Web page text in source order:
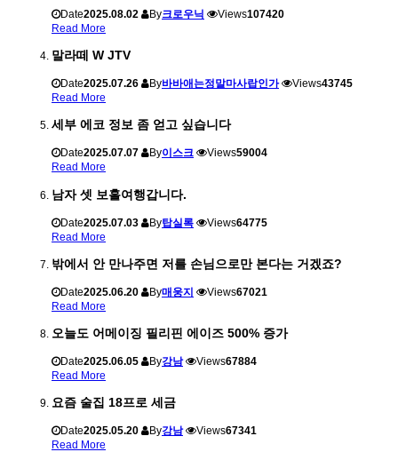
Date2025.08.02 By크로우닉 Views107420
Read More
말라떼 W JTV
Date2025.07.26 By바바애는정말마사랍인가 Views43745
Read More
세부 에코 정보 좀 얻고 싶습니다
Date2025.07.07 By이스크 Views59004
Read More
남자 셋 보홀여행갑니다.
Date2025.07.03 By탑실록 Views64775
Read More
밖에서 안 만나주면 저를 손님으로만 본다는 거겠죠?
Date2025.06.20 By매웅지 Views67021
Read More
오늘도 어메이징 필리핀 에이즈 500% 증가
Date2025.06.05 By강남 Views67884
Read More
요즘 술집 18프로 세금
Date2025.05.20 By강남 Views67341
Read More